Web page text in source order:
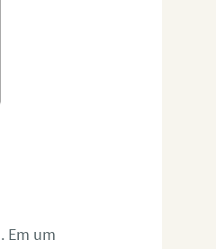
Em um